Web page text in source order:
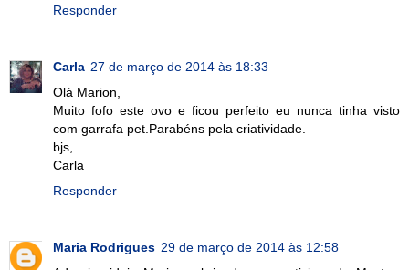
Responder
Carla 27 de março de 2014 às 18:33
Olá Marion,
Muito fofo este ovo e ficou perfeito eu nunca tinha visto
com garrafa pet.Parabéns pela criatividade.
bjs,
Carla
Responder
Maria Rodrigues 29 de março de 2014 às 12:58